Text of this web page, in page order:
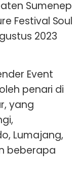
Sumenep
Festival Soul
2023
Event
penari di
yang
Lumajang,
beberapa